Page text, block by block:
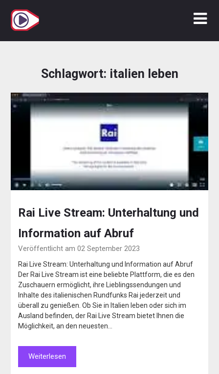
Inhalt
springen
Schlagwort: italien leben
Rai Live Stream: Unterhaltung und
Information auf Abruf
Veröffentlicht am 02 September 2023
Rai Live Stream: Unterhaltung und Information auf Abruf
Der Rai Live Stream ist eine beliebte Plattform, die es den
Zuschauern ermöglicht, ihre Lieblingssendungen und
Inhalte des italienischen Rundfunks Rai jederzeit und
überall zu genießen. Ob Sie in Italien leben oder sich im
Ausland befinden, der Rai Live Stream bietet Ihnen die
Möglichkeit, an den neuesten…
Weiterlesen